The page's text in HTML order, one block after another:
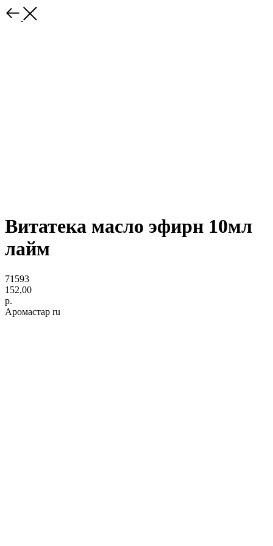
Витатека масло эфирн 10мл
лайм
71593
152,00
р.
Аромастар ru